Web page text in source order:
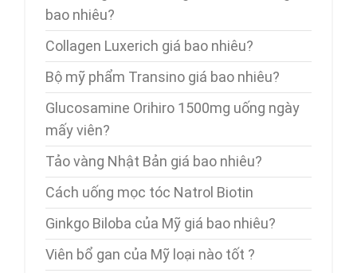
bao nhiêu?
Collagen Luxerich giá bao nhiêu?
Bộ mỹ phẩm Transino giá bao nhiêu?
Glucosamine Orihiro 1500mg uống ngày
mấy viên?
Tảo vàng Nhật Bản giá bao nhiêu?
Cách uống mọc tóc Natrol Biotin
Ginkgo Biloba của Mỹ giá bao nhiêu?
Viên bổ gan của Mỹ loại nào tốt ?